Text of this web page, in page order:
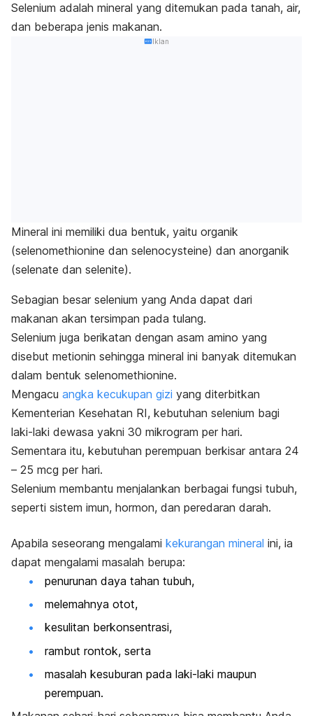
Selenium adalah mineral yang ditemukan pada tanah, air,
dan beberapa jenis makanan.
Iklan
Mineral ini memiliki dua bentuk, yaitu organik
(selenomethionine dan selenocysteine) dan anorganik
(selenate dan selenite).
Sebagian besar selenium yang Anda dapat dari
makanan akan tersimpan pada tulang.
Selenium juga berikatan dengan asam amino yang
disebut metionin sehingga mineral ini banyak ditemukan
dalam bentuk selenomethionine.
Mengacu angka kecukupan gizi yang diterbitkan
Kementerian Kesehatan RI, kebutuhan selenium bagi
laki-laki dewasa yakni 30 mikrogram per hari.
Sementara itu, kebutuhan perempuan berkisar antara 24
– 25 mcg per hari.
Selenium membantu menjalankan berbagai fungsi tubuh,
seperti sistem imun, hormon, dan peredaran darah.
Apabila seseorang mengalami kekurangan mineral ini, ia
dapat mengalami masalah berupa:
penurunan daya tahan tubuh,
melemahnya otot,
kesulitan berkonsentrasi,
rambut rontok, serta
masalah kesuburan pada laki-laki maupun
perempuan.